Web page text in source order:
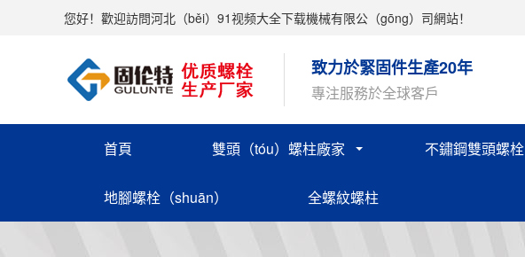
您好！歡迎訪問河北（běi）91视频大全下载機械有限公（gōng）司網站！
致力於緊固件生產20年
專注服務於全球客戶
首頁 雙頭（tóu）螺柱廠家 不鏽鋼雙頭螺栓
地腳螺栓（shuān） 全螺紋螺柱